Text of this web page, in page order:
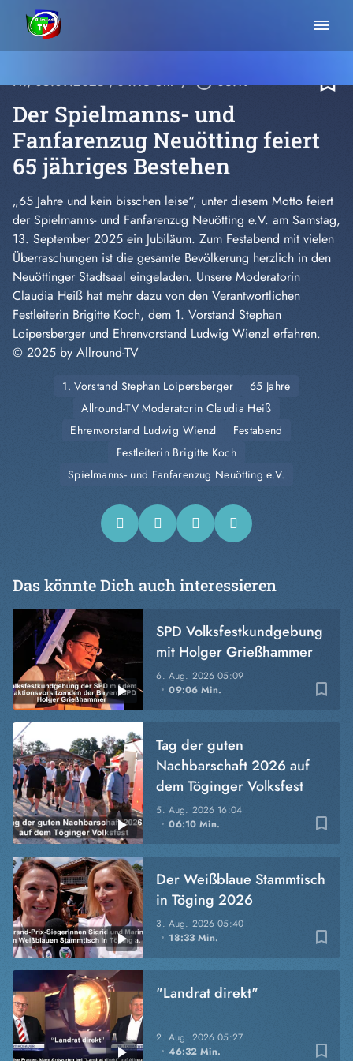
menu
Fr., 05.09.2025, 04:16 Uhr / play_circle_outline06:19 bookmark_border
Der Spielmanns- und
Fanfarenzug Neuötting feiert
65 jähriges Bestehen
„65 Jahre und kein bisschen leise“, unter diesem Motto feiert
der Spielmanns- und Fanfarenzug Neuötting e.V. am Samstag,
13. September 2025 ein Jubiläum. Zum Festabend mit vielen
Überraschungen ist die gesamte Bevölkerung herzlich in den
Neuöttinger Stadtsaal eingeladen. Unsere Moderatorin
Claudia Heiß hat mehr dazu von den Verantwortlichen
Festleiterin Brigitte Koch, dem 1. Vorstand Stephan
Loipersberger und Ehrenvorstand Ludwig Wienzl erfahren.
© 2025 by Allround-TV
1. Vorstand Stephan Loipersberger
65 Jahre
Allround-TV Moderatorin Claudia Heiß
Ehrenvorstand Ludwig Wienzl
Festabend
Festleiterin Brigitte Koch
Spielmanns- und Fanfarenzug Neuötting e.V.
Das könnte Dich auch interessieren
bookmark_border
6. Aug. 202605:09
09:06 Min.
SPD Volksfestkundgebung
mit Holger Grießhammer
bookmark_border
5. Aug. 2026 16:04
06:10 Min.
Tag der guten
Nachbarschaft 2026 auf
dem Töginger Volksfest
bookmark_border
3. Aug. 202605:40
18:33 Min.
Der Weißblaue Stammtisch
in Töging 2026
bookmark_border
2. Aug. 202605:27
46:32 Min.
"Landrat direkt"